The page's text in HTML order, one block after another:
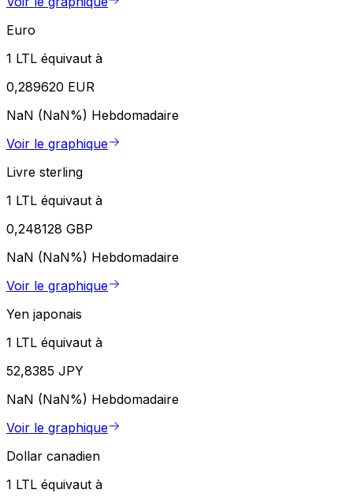
Euro
1 LTL équivaut à
0,289620 EUR
NaN (NaN%) Hebdomadaire
Voir le graphique
Livre sterling
1 LTL équivaut à
0,248128 GBP
NaN (NaN%) Hebdomadaire
Voir le graphique
Yen japonais
1 LTL équivaut à
52,8385 JPY
NaN (NaN%) Hebdomadaire
Voir le graphique
Dollar canadien
1 LTL équivaut à